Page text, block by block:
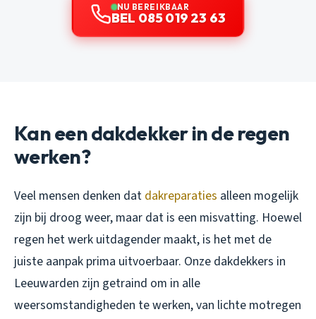
NU BEREIKBAAR
BEL 085 019 23 63
Kan een dakdekker in de regen
werken?
Veel mensen denken dat dakreparaties alleen mogelijk
zijn bij droog weer, maar dat is een misvatting. Hoewel
regen het werk uitdagender maakt, is het met de
juiste aanpak prima uitvoerbaar. Onze dakdekkers in
Leeuwarden zijn getraind om in alle
weersomstandigheden te werken, van lichte motregen